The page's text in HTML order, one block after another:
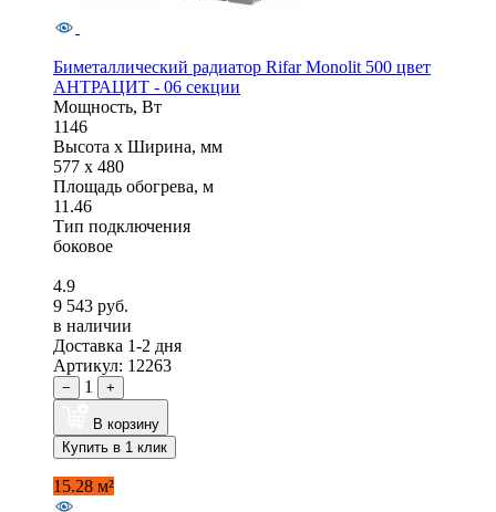
Биметаллический радиатор Rifar Monolit 500 цвет
АНТРАЦИТ - 06 секции
Мощность, Вт
1146
Высота x Ширина, мм
577 x 480
Площадь обогрева, м
11.46
Тип подключения
боковое
4.9
9 543 руб.
в наличии
Доставка 1-2 дня
Артикул: 12263
− 1 +
В корзину
Купить в 1 клик
15.28 м²